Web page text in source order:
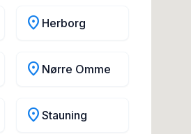
location_on Herborg
location_on Nørre Omme
location_on Stauning